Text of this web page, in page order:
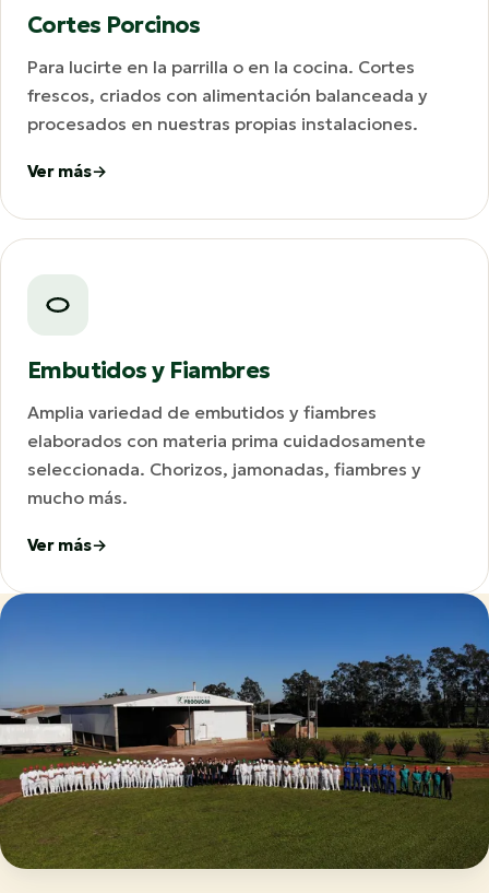
Cortes Porcinos
Para lucirte en la parrilla o en la cocina. Cortes
frescos, criados con alimentación balanceada y
procesados en nuestras propias instalaciones.
Ver más
Embutidos y Fiambres
Amplia variedad de embutidos y fiambres
elaborados con materia prima cuidadosamente
seleccionada. Chorizos, jamonadas, fiambres y
mucho más.
Ver más